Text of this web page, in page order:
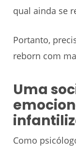
qual ainda se
Portanto,
reborn com
Uma
Como